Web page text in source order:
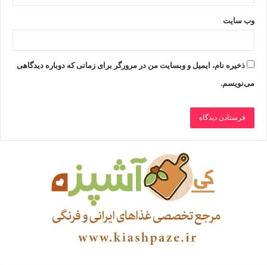
وب‌ سایت
ذخیره نام، ایمیل و وبسایت من در مرورگر برای زمانی که دوباره دیدگاهی
می‌نویسم.